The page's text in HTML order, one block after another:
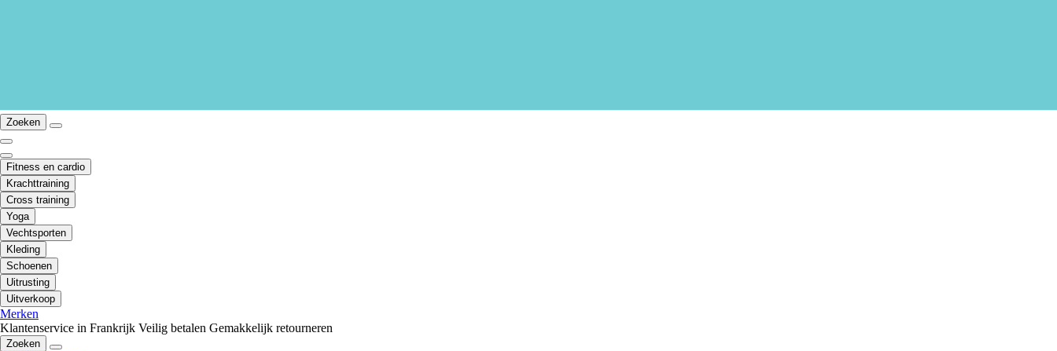
Zoeken
Fitness en cardio
Krachttraining
Cross training
Yoga
Vechtsporten
Kleding
Schoenen
Uitrusting
Uitverkoop
Merken
Klantenservice in Frankrijk Veilig betalen Gemakkelijk retourneren
Zoeken